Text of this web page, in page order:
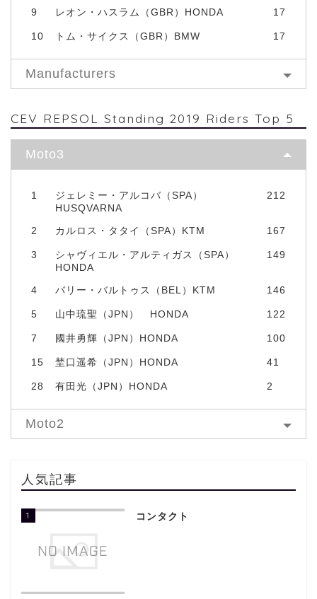
9 レオン・ハスラム（GBR）HONDA 17
10 トム・サイクス（GBR）BMW 17
Manufacturers
CEV REPSOL Standing 2019 Riders Top 5
Moto3
1
ジェレミー・アルコバ（SPA）
HUSQVARNA
212
2 カルロス・タタイ（SPA）KTM 167
3
シャヴィエル・アルティガス（SPA）
HONDA
149
4 バリー・バルトゥス（BEL）KTM 146
5 山中琉聖（JPN） HONDA 122
7 國井勇輝（JPN）HONDA 100
15 埜口遥希（JPN）HONDA 41
28 有田光（JPN）HONDA 2
Moto2
人気記事
1 コンタクト